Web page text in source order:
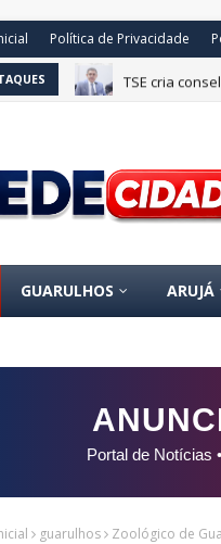
Política de Privacidade
TSE cria
GUARULHOS ARUJÁ
Portal de Notícias
guarulhos Zoológico de